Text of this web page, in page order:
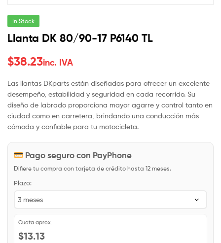
In Stock
Llanta DK 80/90-17 P6140 TL
$38.23inc. IVA
Las llantas DKparts están diseñadas para ofrecer un excelente
desempeño, estabilidad y seguridad en cada recorrido. Su
diseño de labrado proporciona mayor agarre y control tanto en
ciudad como en carretera, brindando una conducción más
cómoda y confiable para tu motocicleta.
Pago seguro con PayPhone
Difiere tu compra con tarjeta de crédito hasta 12 meses.
Plazo:
Cuota aprox.
$13.13